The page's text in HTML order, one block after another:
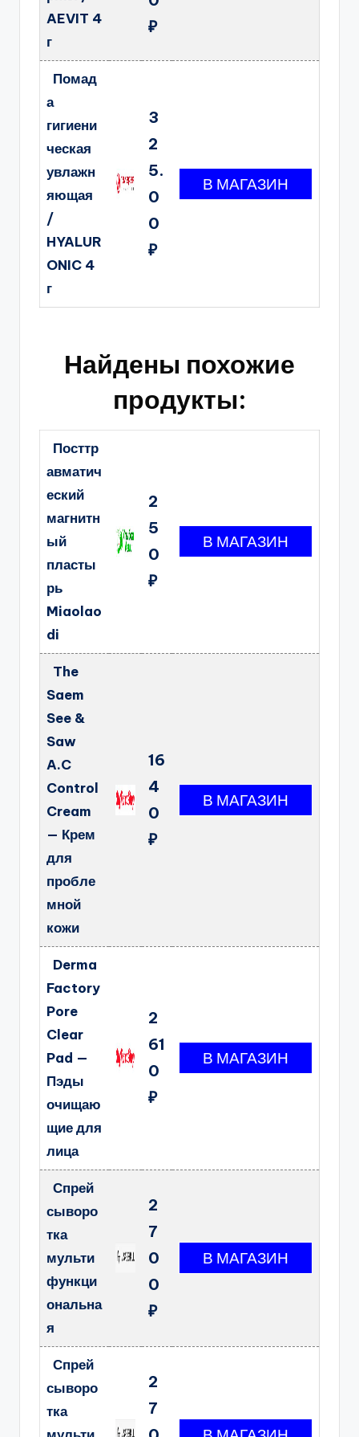
AEVIT 4
г
₽
Помад
а
гигиени
ческая
увлажн
яющая
/
HYALUR
ONIC 4
г
3
2
5.
0
0
₽
Найдены похожие
продукты:
Посттр
авматич
еский
магнитн
ый
пласты
рь
Miaolao
di
2
5
0
₽
The
Saem
See &
Saw
A.C
Control
Cream
— Крем
для
пробле
мной
кожи
16
4
0
₽
Derma
Factory
Pore
Clear
Pad —
Пэды
очищаю
щие для
лица
2
61
0
₽
Спрей
сыворо
тка
мульти
функци
ональна
я
2
7
0
0
₽
Спрей
сыворо
тка
2
7